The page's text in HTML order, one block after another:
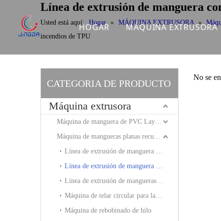
HOGAR MÁQUINA EXTRUSORA
Máquina de
Línea de extrusión de
Máquina de
Línea de extrusión
Línea de extrusión de manguera
Usted está aquí: Hogar » MÁQUINA EXTRUSORA »
incendios de TPU
CATEGORIA DE PRODUCTO
Máquina extrusora
Máquina de manguera de PVC Layflat
Máquina de mangueras planas recubiertas de chaqueta tejida de alta presión
Línea de extrusión de manguera plana de TPU fracwater
Línea de extrusión de manguera contra incendios de TPU
Línea de extrusión de mangueras planas de PVC y NBR
Máquina de telar circular para la fabricación de chaquetas de poliéster
Máquina de rebobinado de hilo
No se